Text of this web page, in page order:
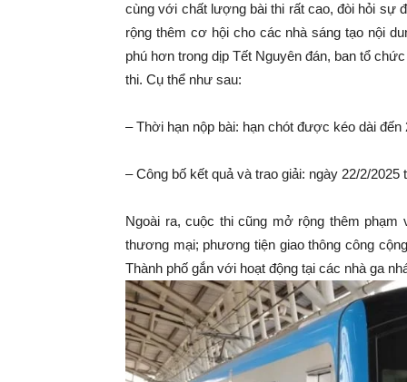
cùng với chất lượng bài thi rất cao, đòi hỏi sự
rộng thêm cơ hội cho các nhà sáng tạo nội
phú hơn trong dịp Tết Nguyên đán, ban tổ
thi. Cụ thể như sau:
– Thời hạn nộp bài: hạn chót được kéo dài đến
– Công bố kết quả và trao giải: ngày 22/2/
Ngoài ra, cuộc thi cũng mở rộng thêm
thương mại; phương tiện giao thông công
Thành phố gắn với hoạt động tại các nhà ga